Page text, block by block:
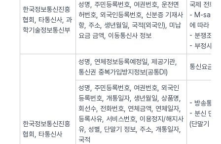
한국정보통신진흥
협회, 타통신사, 과
학기술정보통신부
성명, 주민등록번호, 여권번호, 운전면
허번호, 외국인등록번호, 신분증 기재사
항, 주소, 생년월일, 국적(외국인), 미납
요금 금액, 이동통신사 정보
국제 전화
- M-safer
에 따라
- 분쟁조정
- 부정사용
한국정보통신진흥
협회, 타통신사
성명, 연체정보등록예정일, 제공기관,
통신권 중복가입방지정보(공통DI)
통신요금
성명, 주민등록번호, 여권번호, 외국인
등록번호, 개통일자, 생년월일, 상품명,
회선수, 전화번호, 연체금액, 연체일자,
등록사유, 서비스번호, 이용정지/해지사
유, 성별, 단말기 정보, 주소, 개통일자,
국적
- 방송통신
- 분신 단
(단말기 분